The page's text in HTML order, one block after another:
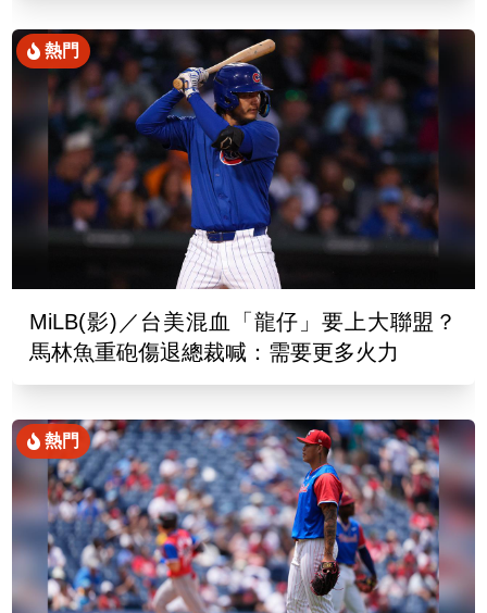
熱門
MiLB(影)／台美混血「龍仔」要上大聯盟？
馬林魚重砲傷退總裁喊：需要更多火力
熱門